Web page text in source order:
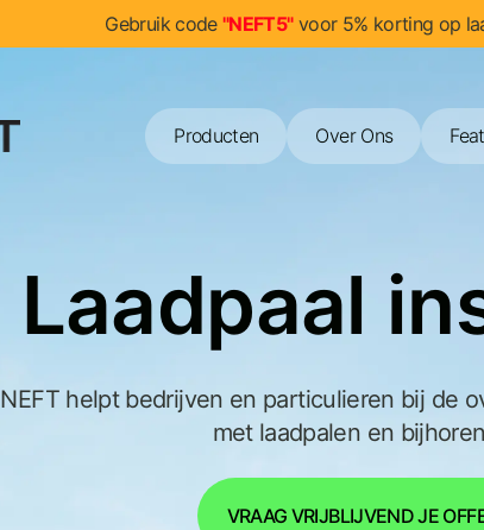
Gebruik code"NEFT5"voor 5% korting op
Producten Over Ons
Laadpaal
NEFT helpt bedrijven en particulieren bij de
met laadpalen en
VRAAG VRIJBLIJVEND JE